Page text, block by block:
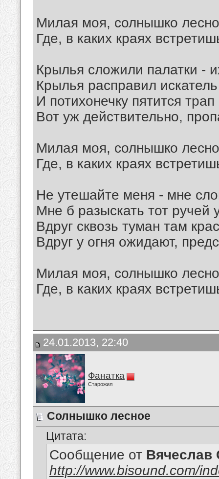
Милая моя, солнышко
Где, в каких краях
Крылья сложили палатки -
Крылья расправил
И потихонечку пятится
Вот уж действительно,
Милая моя, солнышко
Где, в каких краях
Не утешайте меня - мне
Мне б разыскать тот ручей
Вдруг сквозь туман там
Вдруг у огня ожидают,
Милая моя, солнышко
Где, в каких краях
24.01.2013, 22:40
Фанатка
Старожил
Солнышко лесное
Цитата:
Сообщение от Вячеслав
http://www.bisound.com/